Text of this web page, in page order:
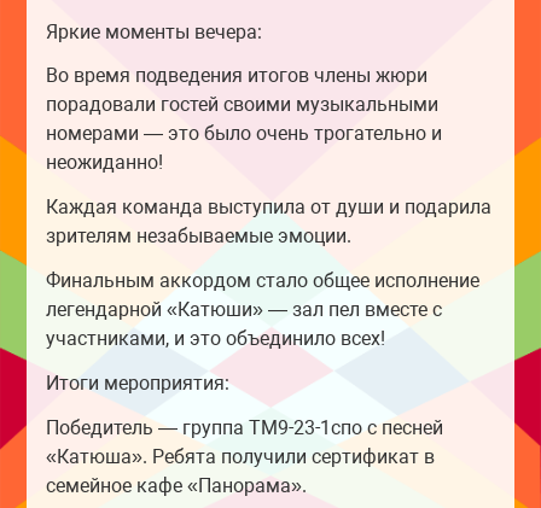
Яркие моменты вечера:
Во время подведения итогов члены жюри
порадовали гостей своими музыкальными
номерами — это было очень трогательно и
неожиданно!
Каждая команда выступила от души и подарила
зрителям незабываемые эмоции.
Финальным аккордом стало общее исполнение
легендарной «Катюши» — зал пел вместе с
участниками, и это объединило всех!
Итоги мероприятия:
Победитель — группа ТМ9-23-1спо с песней
«Катюша». Ребята получили сертификат в
семейное кафе «Панорама».